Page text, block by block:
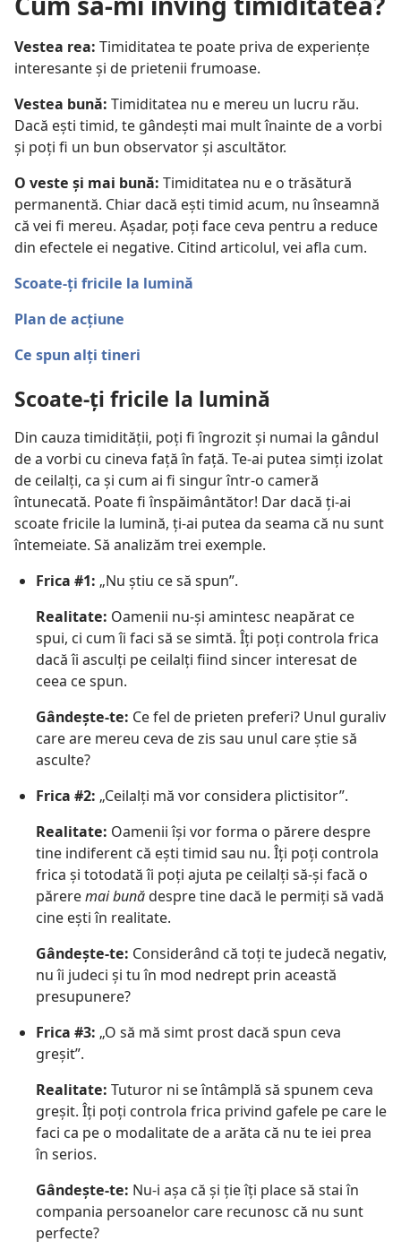
Vestea rea: Timiditatea te poate priva de experiențe
interesante și de prietenii frumoase.
Vestea bună: Timiditatea nu e mereu un lucru rău.
Dacă ești timid, te gândești mai mult înainte de a vorbi
și poți fi un bun observator și ascultător.
O veste și mai bună: Timiditatea nu e o trăsătură
permanentă. Chiar dacă ești timid acum, nu înseamnă
că vei fi mereu. Așadar, poți face ceva pentru a reduce
din efectele ei negative. Citind articolul, vei afla cum.
Scoate-ți fricile la lumină
Plan de acțiune
Ce spun alți tineri
Scoate-ți fricile la lumină
Din cauza timidității, poți fi îngrozit și numai la gândul
de a vorbi cu cineva față în față. Te-ai putea simți izolat
de ceilalți, ca și cum ai fi singur într-o cameră
întunecată. Poate fi înspăimântător! Dar dacă ți-ai
scoate fricile la lumină, ți-ai putea da seama că nu sunt
întemeiate. Să analizăm trei exemple.
Frica #1: „Nu știu ce să spun”.
Realitate: Oamenii nu-și amintesc neapărat ce
spui, ci cum îi faci să se simtă. Îți poți controla frica
dacă îi asculți pe ceilalți fiind sincer interesat de
ceea ce spun.
Gândește-te: Ce fel de prieten preferi? Unul guraliv
care are mereu ceva de zis sau unul care știe să
asculte?
Frica #2: „Ceilalți mă vor considera plictisitor”.
Realitate: Oamenii își vor forma o părere despre
tine indiferent că ești timid sau nu. Îți poți controla
frica și totodată îi poți ajuta pe ceilalți să-și facă o
păreremai bunădespre tine dacă le permiți să vadă
cine ești în realitate.
Gândește-te: Considerând că toți te judecă negativ,
nu îi judeci și tu în mod nedrept prin această
presupunere?
Frica #3: „O să mă simt prost dacă spun ceva
greșit”.
Realitate: Tuturor ni se întâmplă să spunem ceva
greșit. Îți poți controla frica privind gafele pe care le
faci ca pe o modalitate de a arăta că nu te iei prea
în serios.
Gândește-te: Nu-i așa că și ție îți place să stai în
compania persoanelor care recunosc că nu sunt
perfecte?